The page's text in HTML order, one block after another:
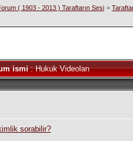
( 1903 - 2013 ) Taraftarın Sesi >
ismi: Hukuk Videoları
sorabilir?